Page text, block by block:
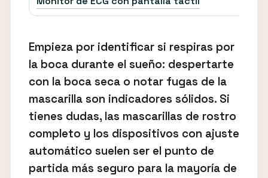
Empieza por identificar si respiras por
la boca durante el sueño: despertarte
con la boca seca o notar fugas de la
mascarilla son indicadores sólidos. Si
tienes dudas, las mascarillas de rostro
completo y los dispositivos con ajuste
automático suelen ser el punto de
partida más seguro para la mayoría de